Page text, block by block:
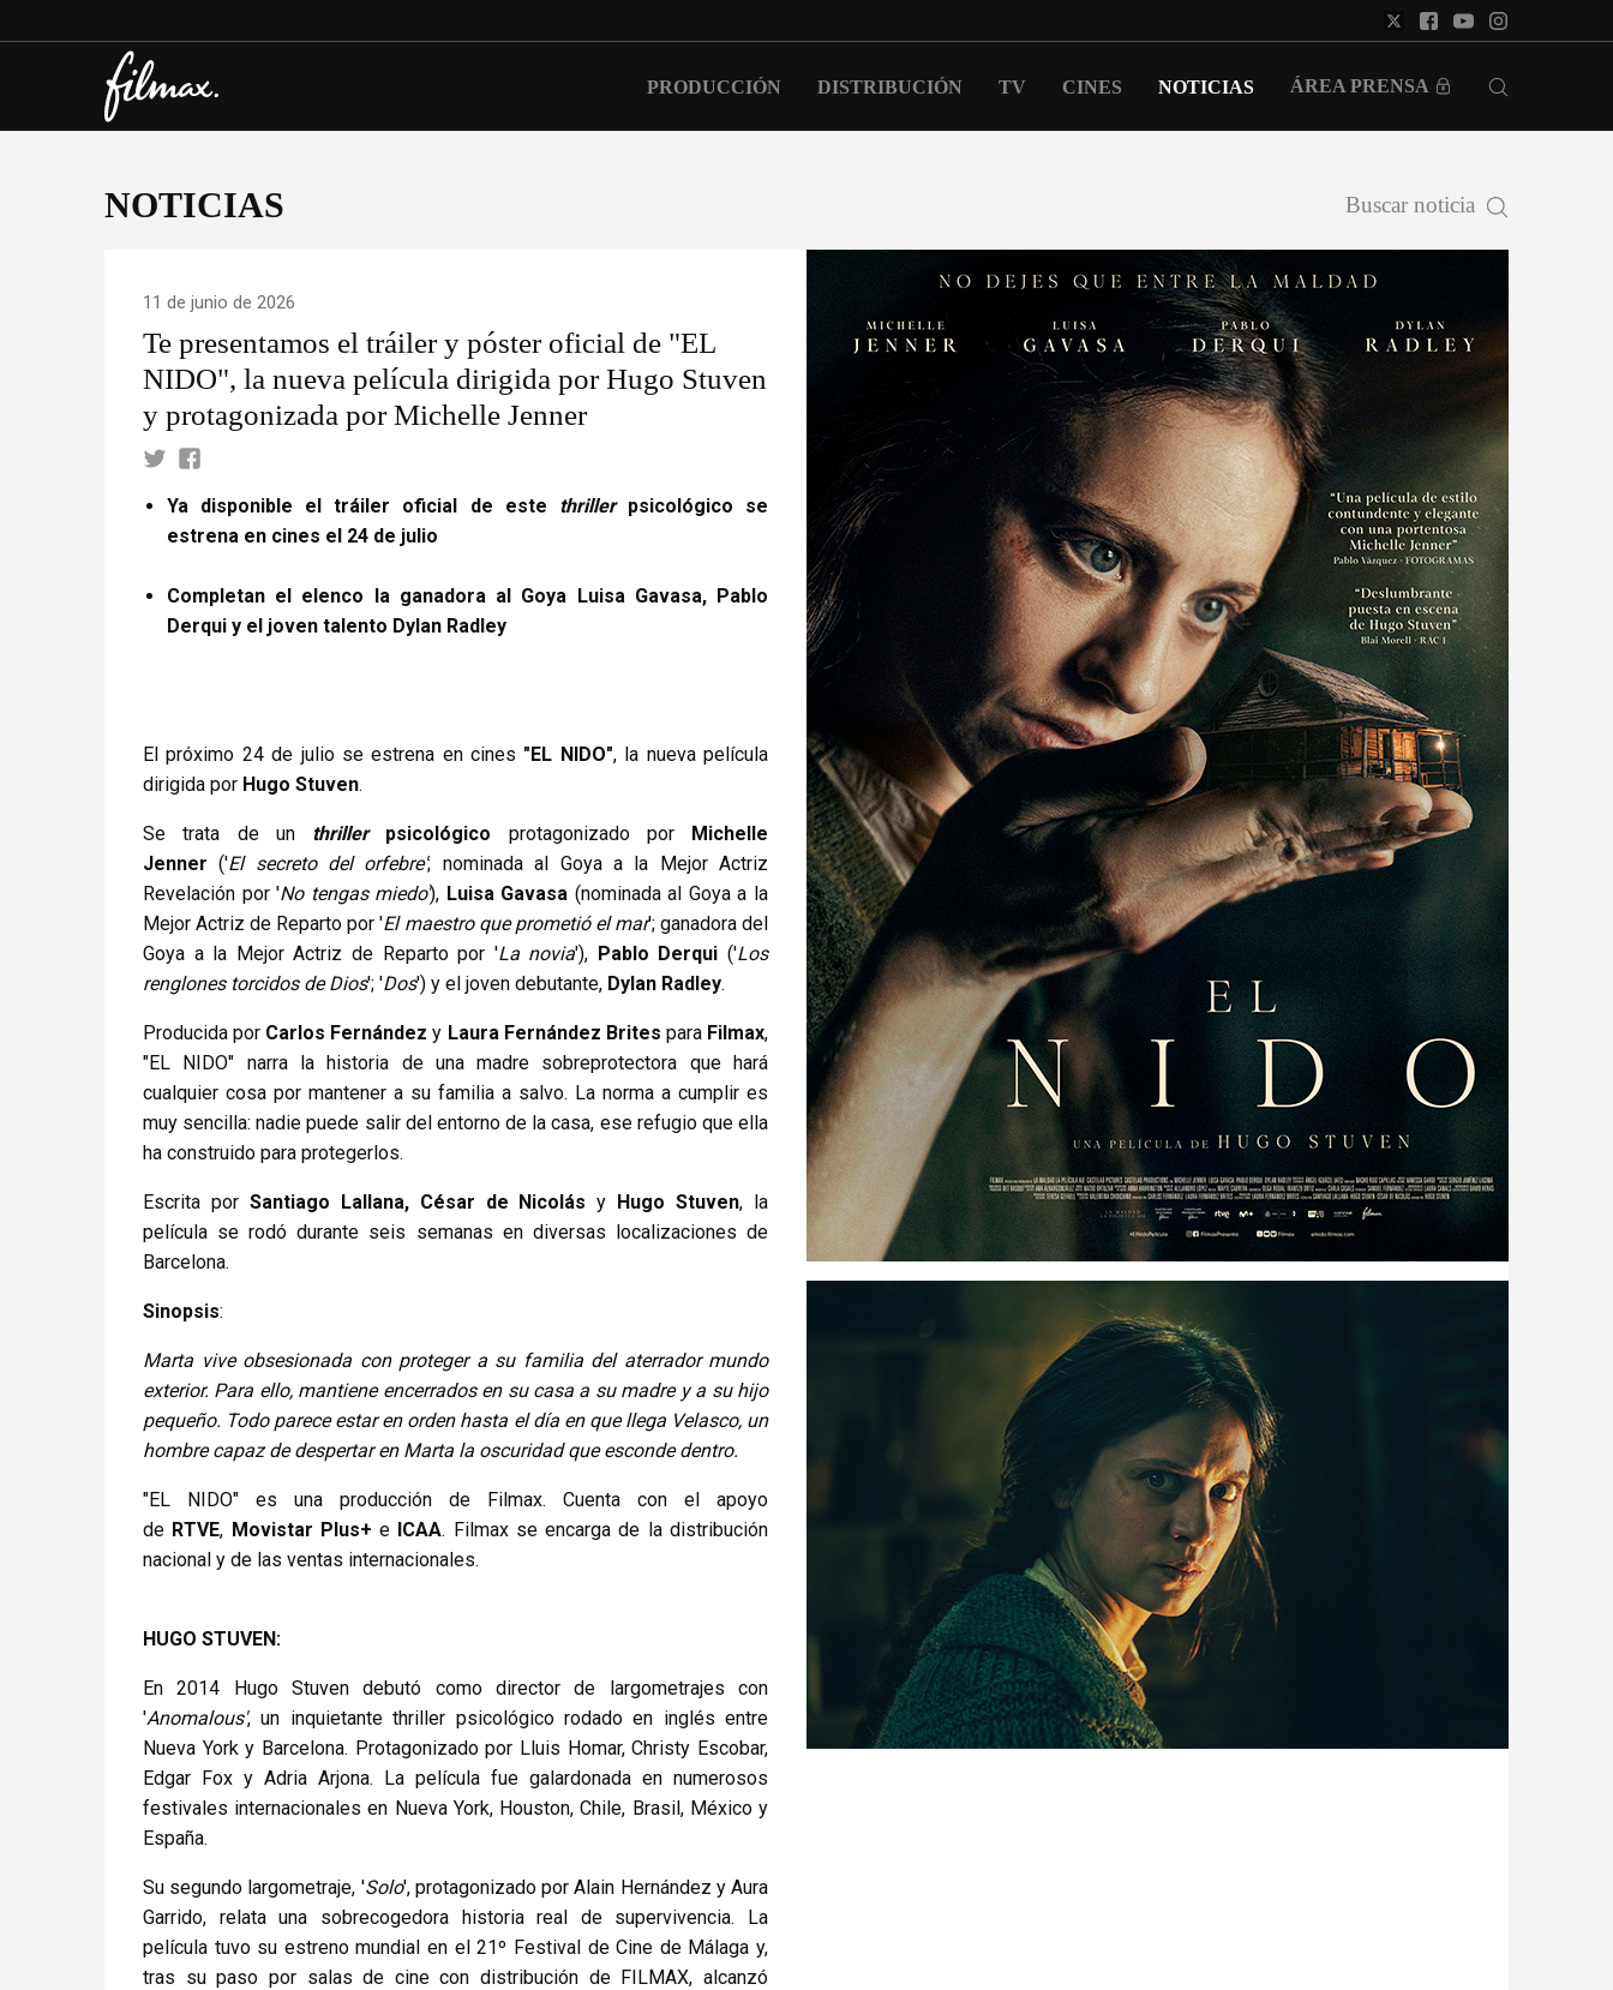
PRODUCCIÓN DISTRIBUCIÓN TV CINES NOTICIAS ÁREA PRENSA
NOTICIAS Buscar noticia
11 de junio de 2026
Te presentamos el tráiler y póster oficial de "EL
NIDO", la nueva película dirigida por Hugo Stuven
y protagonizada por Michelle Jenner
Ya disponible eltráiler oficial de este thriller psicológico se
estrena en cines el 24 de julio
Completan el elenco la ganadora al Goya Luisa Gavasa, Pablo
Derqui y el joven talento Dylan Radley
El próximo 24 de julio se estrena en cines "EL NIDO", la nueva película
dirigida por Hugo Stuven.
Se trata de un thrillerpsicológico protagonizado por Michelle
Jenner ('El secreto del orfebre'; nominada al Goya a la Mejor Actriz
Revelación por 'No tengas miedo'), Luisa Gavasa (nominada al Goya a la
Mejor Actriz de Reparto por 'El maestro que prometió el mar'; ganadora del
Goya a la Mejor Actriz de Reparto por 'La novia'), Pablo Derqui ('Los
renglones torcidos de Dios'; 'Dos') y el joven debutante, Dylan Radley.
Producida por Carlos Fernández y Laura Fernández Brites para Filmax,
"EL NIDO" narra la historia de una madre sobreprotectora que hará
cualquier cosa por mantener a su familia a salvo. La norma a cumplir es
muy sencilla: nadie puede salir del entorno de la casa, ese refugio que ella
ha construido para protegerlos.
Escrita por Santiago Lallana, César de Nicolásy Hugo Stuven, la
película se rodó durante seis semanas en diversas localizaciones de
Barcelona.
Sinopsis:
Marta vive obsesionada con proteger a su familia del aterrador mundo
exterior. Para ello, mantiene encerrados en su casa a su madre y a su hijo
pequeño. Todo parece estar en orden hasta el día en que llega Velasco, un
hombre capaz de despertar en Marta la oscuridad que esconde dentro.
"EL NIDO" es una producción de Filmax. Cuenta con el apoyo
de RTVE, Movistar Plus+ e ICAA. Filmax se encarga de la distribución
nacional y de las ventas internacionales.
HUGO STUVEN:
En 2014 Hugo Stuven debutó como director de largometrajes con
'Anomalous', un inquietante thriller psicológico rodado en inglés entre
Nueva York y Barcelona. Protagonizado por Lluis Homar, Christy Escobar,
Edgar Fox y Adria Arjona. La película fue galardonada en numerosos
festivales internacionales en Nueva York, Houston, Chile, Brasil, México y
España.
Su segundo largometraje, 'Solo', protagonizado por Alain Hernández y Aura
Garrido, relata una sobrecogedora historia real de supervivencia. La
película tuvo su estreno mundial en el 21º Festival de Cine de Málaga y,
tras su paso por salas de cine con distribución de FILMAX, alcanzó